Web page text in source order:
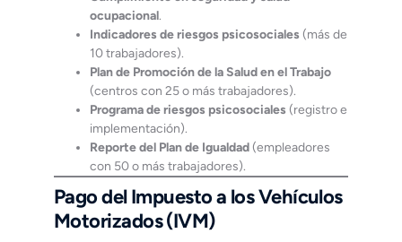
ocupacional.
Indicadores de riesgos psicosociales (más de
10 trabajadores).
Plan de Promoción de la Salud en el Trabajo
(centros con 25 o más trabajadores).
Programa de riesgos psicosociales (registro e
implementación).
Reporte del Plan de Igualdad (empleadores
con 50 o más trabajadores).
Pago del Impuesto a los Vehículos
Motorizados (IVM)